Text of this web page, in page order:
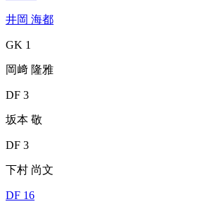
井岡 海都
GK 1
岡﨑 隆雅
DF 3
坂本 敬
DF 3
下村 尚文
DF 16